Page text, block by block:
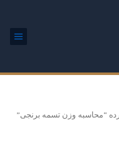
“محاسبه وزن تسمه برنجی”